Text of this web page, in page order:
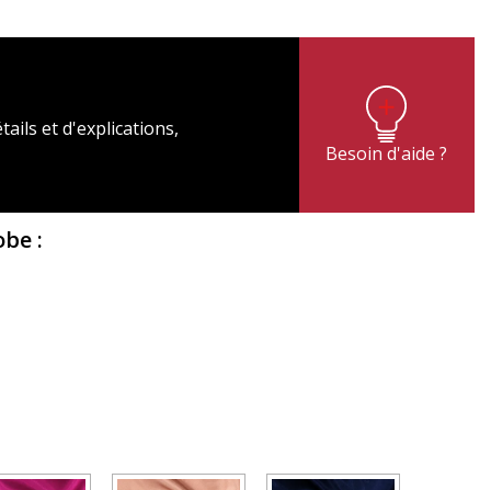
et d'explications,
Besoin d'aide ?
: